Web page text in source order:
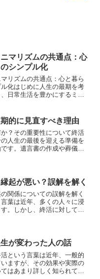
マリズムの共通点：心
シンプル化
リズムの共通点：心と暮ら
化はじめに人生の最期を考
日常生活を豊かにするミニ
心の平穏や暮らしの質を高
プローチとして...
的に見直すべき理由
？その重要性について終活
人生の最後を迎える準備を
す。遺言書の作成や葬儀の
展により、多...
起が悪い？誤解を解く
関係についての誤解を解く
葉は近年、多くの人々に浸
。しかし、終活に対して
と目的について...
が変わった人の話
という言葉は近年、一般的
ますが、その効果や実際の
はあまり詳しく知られてい